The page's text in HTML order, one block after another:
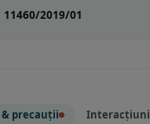
11460/2019/01
precauții Interacțiuni